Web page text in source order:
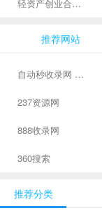
轻资产创业合集、私域引流服务、抖音有效粉丝
推荐网站
自动秒收录网 - 自动秒收录-网站收录-收录网站-网址收录-秒收录
237资源网
888收录网
360搜索
推荐分类